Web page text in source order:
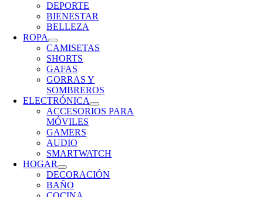
DEPORTE
BIENESTAR
BELLEZA
ROPA
CAMISETAS
SHORTS
GAFAS
GORRAS Y
SOMBREROS
ELECTRÓNICA
ACCESORIOS PARA
MÓVILES
GAMERS
AUDIO
SMARTWATCH
HOGAR
DECORACIÓN
BAÑO